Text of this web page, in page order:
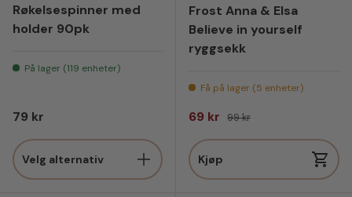
Røkelsespinner med
holder 90pk
På lager (119 enheter)
Vanlig pris
79 kr
Velg alternativ
Frost Anna & Elsa
Believe in yourself
ryggsekk
Få på lager (5 enheter)
Salgspris
69 kr Vanlig pris
99 kr
Kjøp